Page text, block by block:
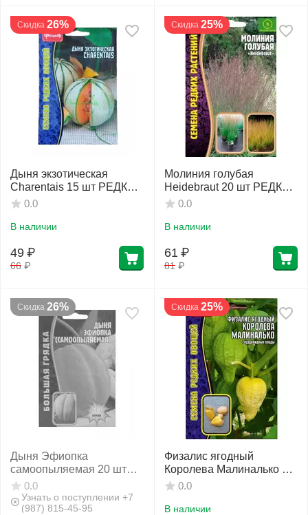
Скидка 26%
Дыня экзотическая
Charentais 15 шт РЕДКИЕ
СЕМЕНА
0.0
В наличии
66 ₽
49 ₽
Скидка 25%
Молиния голубая
Heidebraut 20 шт РЕДКИЕ
СЕМЕНА
0.0
В наличии
81 ₽
61 ₽
Скидка 26%
Дыня Эфиопка
самоопыляемая 20 шт
РЕДКИЕ СЕМЕНА
0.0
Узнать о поступлении +7
(987) 815-45-95
Скидка 25%
Физалис ягодный
Королева Малиналько 10
шт РЕДКИЕ СЕМЕНА
0.0
В наличии